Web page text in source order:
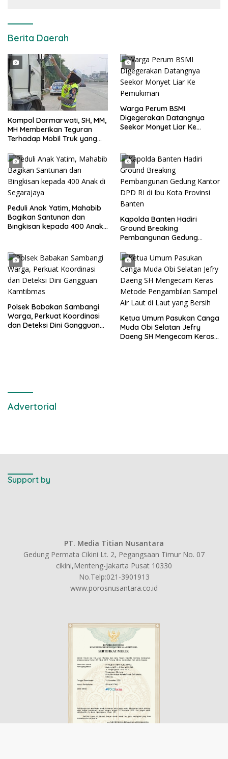
Berita Daerah
Kompol Darmarwati, SH, MM,
MH Memberikan Teguran
Terhadap Mobil Truk yang
Tanggerang Kota
Warga Perum BSMI
Digegerakan Datangnya
Seekor Monyet Liar Ke
Peduli Anak Yatim, Mahabib
Bagikan Santunan dan
Bingkisan kepada 400 Anak
Kapolda Banten Hadiri
Ground Breaking
Pembangunan Gedung
Provinsi Banten
Polsek Babakan Sambangi
Warga, Perkuat Koordinasi
dan Deteksi Dini Gangguan
Ketua Umum Pasukan Canga
Muda Obi Selatan Jefry
Daeng SH Mengecam Keras
Advertorial
Support by
PT. Media Titian Nusantara
Gedung Permata Cikini Lt. 2, Pegangsaan Timur No. 07
cikini,Menteng-Jakarta Pusat 10330
No.Telp:021-3901913
www.porosnusantara.co.id